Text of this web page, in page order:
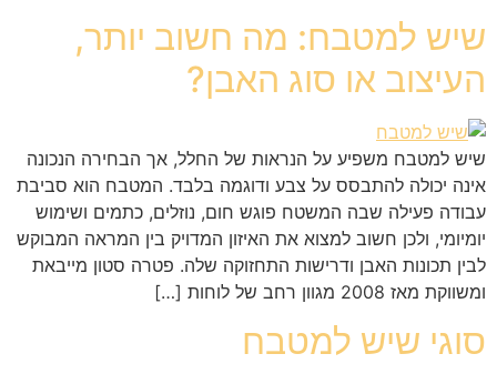
שיש למטבח: מה חשוב יותר,
העיצוב או סוג האבן?
שיש למטבח משפיע על הנראות של החלל, אך הבחירה הנכונה
אינה יכולה להתבסס על צבע ודוגמה בלבד. המטבח הוא סביבת
עבודה פעילה שבה המשטח פוגש חום, נוזלים, כתמים ושימוש
יומיומי, ולכן חשוב למצוא את האיזון המדויק בין המראה המבוקש
לבין תכונות האבן ודרישות התחזוקה שלה. פטרה סטון מייבאת
ומשווקת מאז 2008 מגוון רחב של לוחות […]
סוגי שיש למטבח